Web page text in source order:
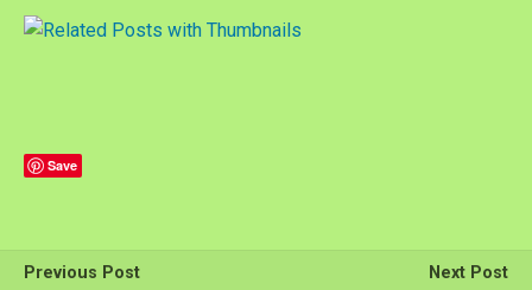
Save
Previous Post
Next Post